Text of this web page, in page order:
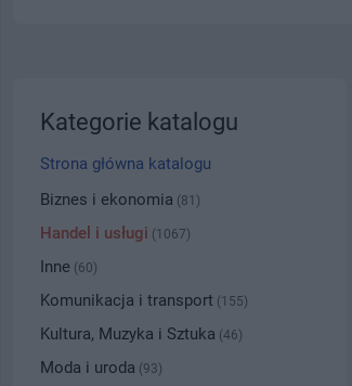
Kategorie katalogu
Strona główna katalogu
Biznes i ekonomia (81)
Handel i usługi (1067)
Inne (60)
Komunikacja i transport (155)
Kultura, Muzyka i Sztuka (46)
Moda i uroda (93)